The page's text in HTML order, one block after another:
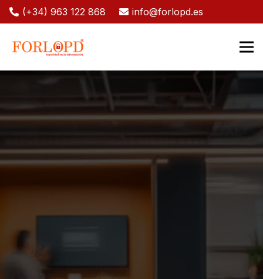
(+34) 963 122 868 info@forlopd.es